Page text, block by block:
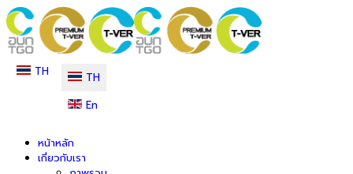
TH
TH
En
หน้าหลัก
เกี่ยวกับเรา